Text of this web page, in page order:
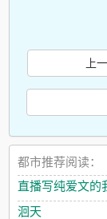
上
都市推荐阅读：
直播写纯爱文的
洄天